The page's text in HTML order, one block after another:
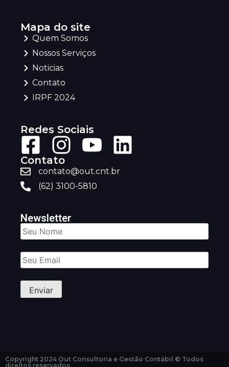
Mapa do site
Quem Somos
Nossos Serviços
Noticias
Contato
IRPF 2024
Redes Sociais
Contato
contato@out.cnt.br
(62) 3100-5810
Newsletter
Copyright 2024 Out Consultoria e Gestão Contábil © Todos
direitos reservados